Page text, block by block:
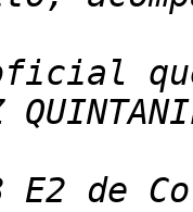
oficial
de